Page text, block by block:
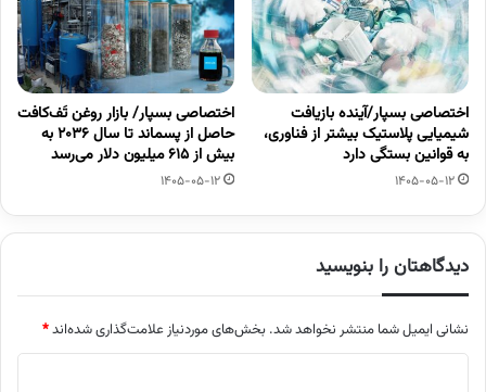
اختصاصی بسپار/آینده بازیافت
شیمیایی پلاستیک بیشتر از فناوری،
به قوانین بستگی دارد
1405-05-12
اختصاصی بسپار/ بازار روغن تَف‌کافت
حاصل از پسماند تا سال ۲۰۳۶ به
بیش از ۶۱۵ میلیون دلار می‌رسد
1405-05-12
دیدگاهتان را بنویسید
نشانی ایمیل شما منتشر نخواهد شد. بخش‌های موردنیاز علامت‌گذاری شده‌اند*